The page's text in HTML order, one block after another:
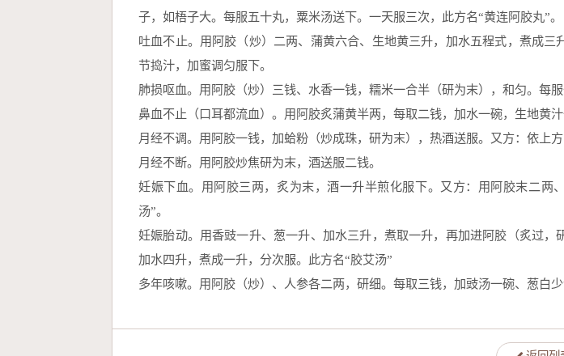
子，如梧子大。每服五十丸，粟米汤送下。一天服三次，此方名“黄连阿胶丸”。
吐血不止。用阿胶（炒）二两、蒲黄六合、生地黄三升，加水五程式，煮成
节捣汁，加蜜调匀服下。
肺损呕血。用阿胶（炒）三钱、水香一钱，糯米一合半（研为末），和匀。每
鼻血不止（口耳都流血）。用阿胶炙蒲黄半两，每取二钱，加水一碗，生地黄
月经不调。用阿胶一钱，加蛤粉（炒成珠，研为末），热酒送服。又方：依上方
月经不断。用阿胶炒焦研为末，酒送服二钱。
妊娠下血。用阿胶三两，炙为末，酒一升半煎化服下。又方：用阿胶末二
汤”。
妊娠胎动。用香豉一升、葱一升、加水三升，煮取一升，再加进阿胶（炙过
加水四升，煮成一升，分次服。此方名“胶艾汤”
多年咳嗽。用阿胶（炒）、人参各二两，研细。每取三钱，加豉汤一碗、葱白少